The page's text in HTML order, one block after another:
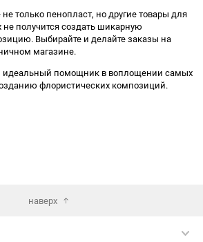
только пенопласт, но другие товары для
не получится создать шикарную
Выбирайте и делайте заказы на
магазине.
идеальный помощник в воплощении самых
флористических композиций.
наверх